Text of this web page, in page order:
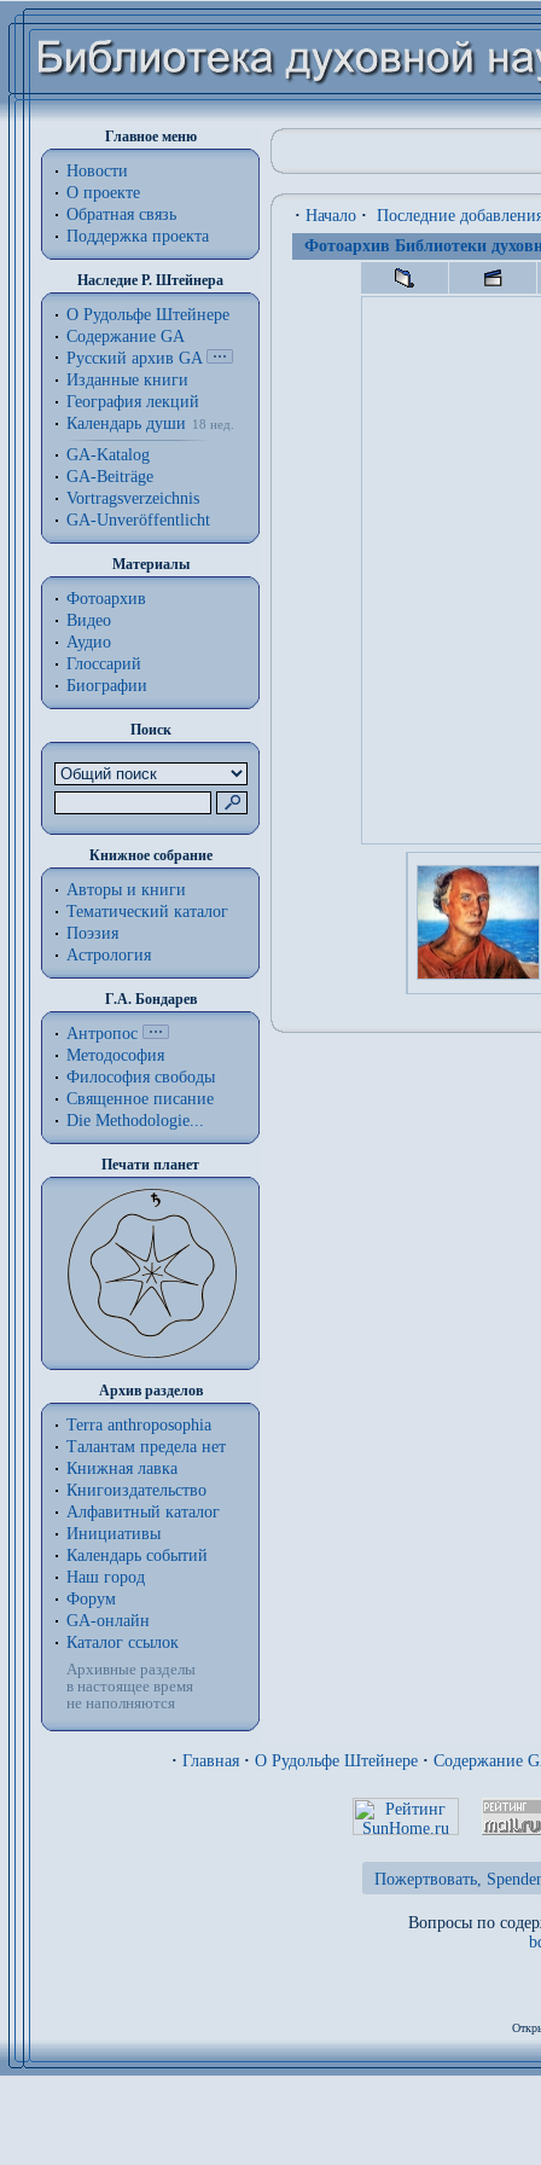
Главное меню
Новости
О проекте
Обратная связь
Поддержка проекта
Наследие Р. Штейнера
О Рудольфе Штейнере
Содержание GA
Русский архив GA
Изданные книги
География лекций
Календарь души
18 нед.
GA-Katalog
GA-Beiträge
Vortragsverzeichnis
GA-Unveröffentlicht
Материалы
Фотоархив
Видео
Аудио
Глоссарий
Биографии
Поиск
Книжное собрание
Авторы и книги
Тематический каталог
Поэзия
Астрология
Г.А. Бондарев
Антропос
Методософия
Философия cвободы
Священное писание
Die Methodologie...
Печати планет
Архив разделов
Terra anthroposophia
Талантам предела нет
Книжная лавка
Книгоиздательство
Алфавитный каталог
Инициативы
Календарь событий
Наш город
Форум
GA-онлайн
Каталог ссылок
Архивные разделы
в настоящее время
не наполняются
· Начало · Последние
Фотоархив Библиотеки
· Главная · О Рудольфе Штейнере · Содержание
Пожертвовать,
Вопросы по